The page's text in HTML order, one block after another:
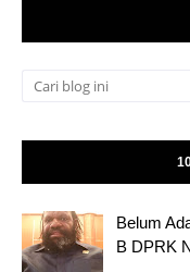
Belum
B DPRK